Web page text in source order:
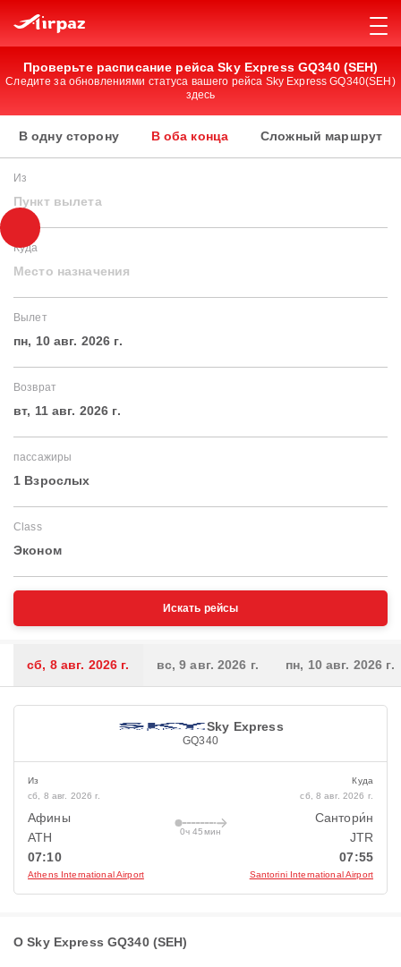
Проверьте расписание рейса Sky Express GQ340 (SEH)
Следите за обновлениями статуса вашего рейса Sky Express GQ340(SEH)
здесь
В одну сторону В оба конца Сложный маршрут
Из
Пункт вылета
Куда
Место назначения
Вылет
пн, 10 авг. 2026 г.
Возврат
вт, 11 авг. 2026 г.
пассажиры
1 Взрослых
Class
Эконом
Искать рейсы
сб, 8 авг. 2026 г. вс, 9 авг. 2026 г. пн, 10 авг. 2026 г.
Sky Express
GQ340
Из
сб, 8 авг. 2026 г.
Афины
ATH
07:10
Athens International Airport
0ч 45мин
Куда
сб, 8 авг. 2026 г.
Сантори́н
JTR
07:55
Santorini International Airport
О Sky Express GQ340 (SEH)